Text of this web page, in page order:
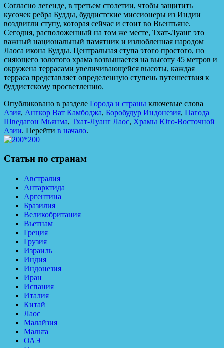
Согласно легенде, в третьем столетии, чтобы защитить
кусочек ребра Будды, буддистские миссионеры из Индии
воздвигли ступу, которая сейчас и стоит во Вьентьяне.
Сегодня, расположенный на том же месте, Тхат-Луанг это
важный национальный памятник и излюбленная народом
Лаоса икона Будды. Центральная ступа этого простого, но
сияющего золотого храма возвышается на высоту 45 метров и
окружена террасами увеличивающейся высоты, каждая
терраса представляет определенную ступень путешествия к
буддистскому просветлению.
Опубликовано в разделе Города и страны ключевые слова
Азия, Ангкор Ват Камбоджа, Боробудур Индонезия, Пагода
Шведагон Мьянма, Тхат-Луанг Лаос, Храмы Юго-Восточной
Азии. Перейти в начало.
Статьи по странам
Австралия
Антарктида
Аргентина
Бразилия
Великобритания
Вьетнам
Греция
Грузия
Израиль
Индия
Индонезия
Иран
Испания
Италия
Китай
Лаос
Малайзия
Мальта
ОАЭ